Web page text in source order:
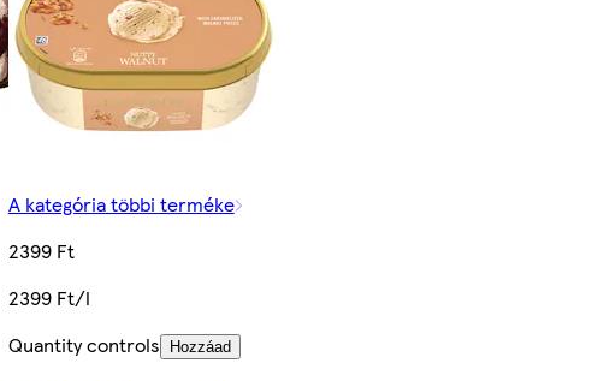
A kategória többi terméke
2399 Ft
2399 Ft/l
Quantity controls
Hozzáad